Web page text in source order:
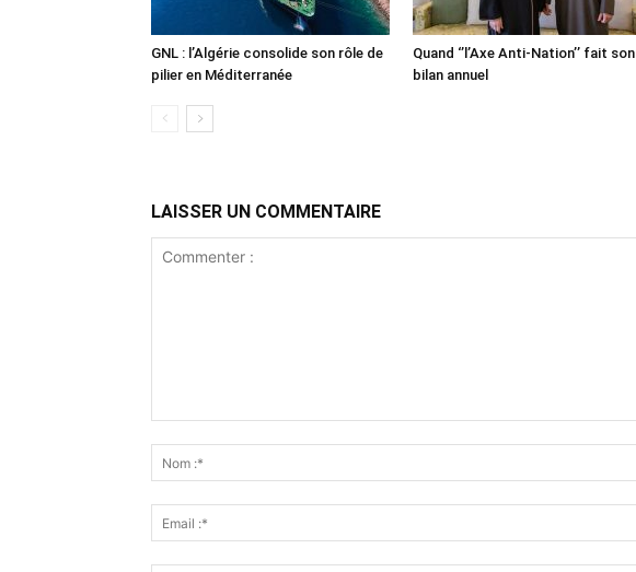
GNL : l’Algérie consolide son rôle de
pilier en Méditerranée
Quand ‘’l’Axe Anti-Nation’’ fait son
bilan annuel
LAISSER UN COMMENTAIRE